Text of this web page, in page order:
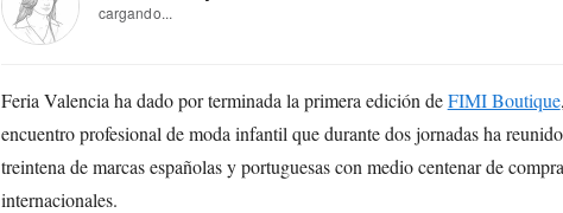
cargando...
Feria Valencia ha dado por terminada la primera edición deFIMI Boutique
encuentro profesional de moda infantil que durante dos jornadas ha
treintena de marcas españolas y portuguesas con medio centenar de
internacionales.